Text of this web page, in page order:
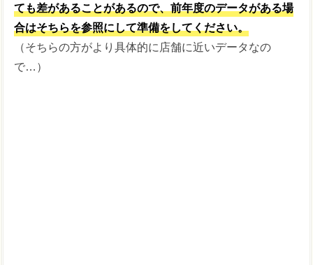
ても差があることがあるので、前年度のデータがある場
合はそちらを参照にして準備をしてください。
（そちらの方がより具体的に店舗に近いデータなの
で…）